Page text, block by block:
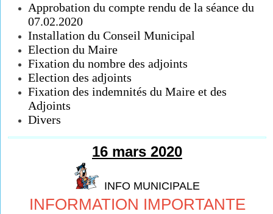
Approbation du compte rendu de la séance du
07.02.2020
Installation du Conseil Municipal
Election du Maire
Fixation du nombre des adjoints
Election des adjoints
Fixation des indemnités du Maire et des
Adjoints
Divers
16 mars 2020
INFO MUNICIPALE
INFORMATION IMPORTANTE